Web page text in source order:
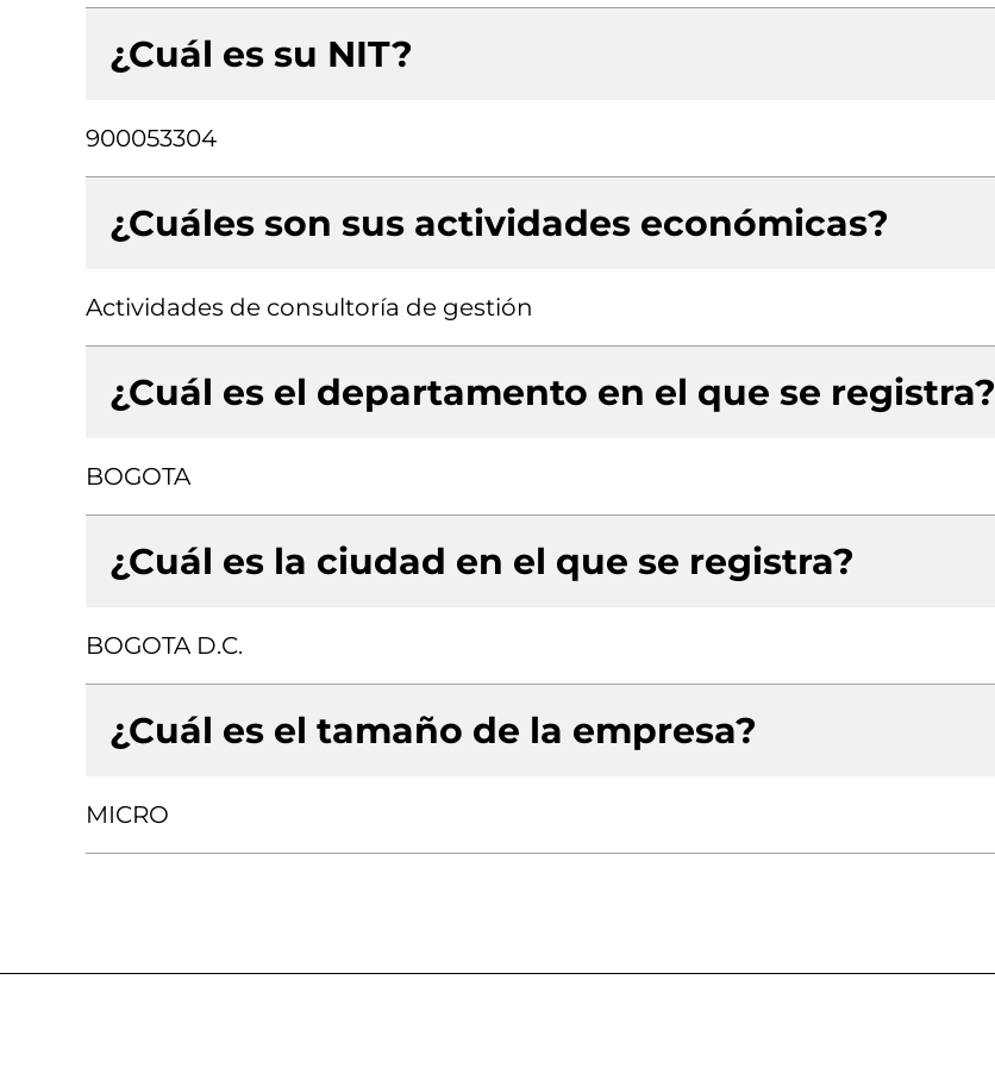
¿Cuál es su NIT?
900053304
¿Cuáles son sus actividades económicas?
Actividades de consultoría de gestión
¿Cuál es el departamento en el que se registra?
BOGOTA
¿Cuál es la ciudad en el que se registra?
BOGOTA D.C.
¿Cuál es el tamaño de la empresa?
MICRO